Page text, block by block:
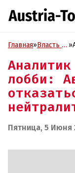
Главная»Власть и »
лобби:
Пятница, 5 Июня